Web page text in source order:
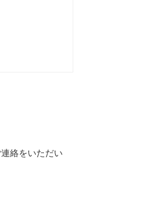
絡をいただい